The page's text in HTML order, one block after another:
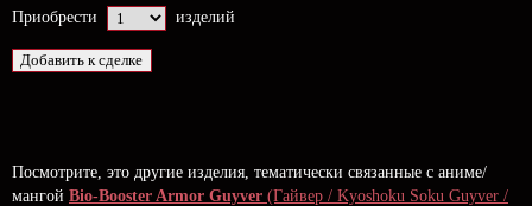
Приобрести изделий
Посмотрите, это другие изделия, тематически связанные с аниме/
мангой Bio-Booster Armor Guyver (Гайвер / Kyoshoku Soku Guyver /